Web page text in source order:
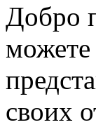
Добро
своих